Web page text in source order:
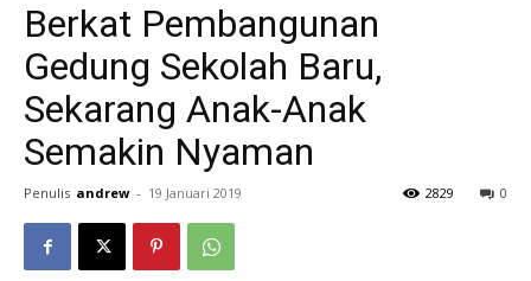
Berkat Pembangunan
Gedung Sekolah Baru,
Sekarang Anak-Anak
Semakin Nyaman
Penulis andrew - 19 Januari 2019 0
2829